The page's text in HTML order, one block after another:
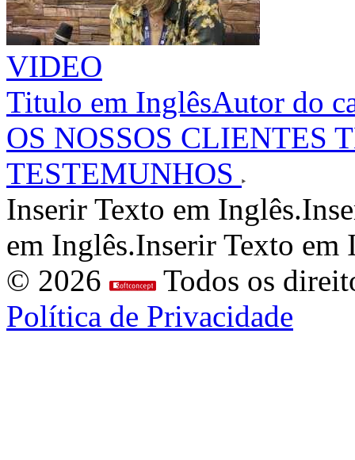
VIDEO
Titulo em InglêsAutor do
OS NOSSOS CLIENTES
TESTEMUNHOS
Inserir Texto em
em Inglês.Inserir Texto
© 2026
Todos os
Política de Privacidade